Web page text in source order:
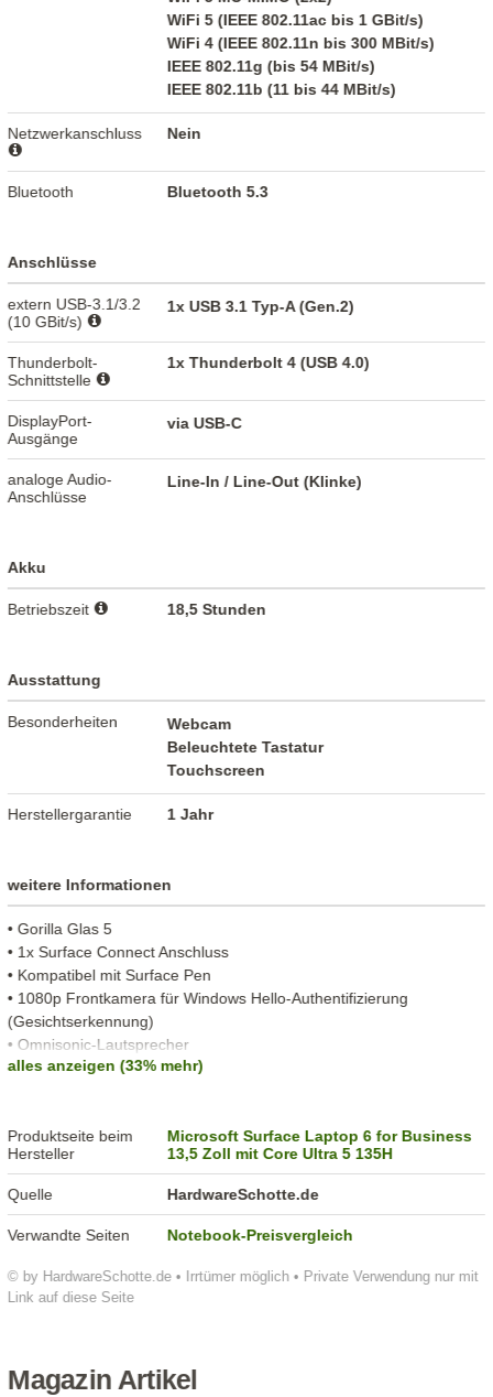
© by HardwareSchotte.de • Irrtümer möglich • Private Verwendung nur mit
Link auf diese Seite
WiFi 5 (IEEE 802.11ac bis 1 GBit/s)
WiFi 4 (IEEE 802.11n bis 300 MBit/s)
IEEE 802.11g (bis 54 MBit/s)
IEEE 802.11b (11 bis 44 MBit/s)
Netzwerkanschluss Nein
Bluetooth Bluetooth 5.3
Anschlüsse
extern USB-3.1/3.2
(10 GBit/s)
1x USB 3.1 Typ-A (Gen.2)
Thunderbolt-
Schnittstelle
1x Thunderbolt 4 (USB 4.0)
DisplayPort-
Ausgänge
via USB-C
analoge Audio-
Anschlüsse
Line-In / Line-Out (Klinke)
Akku
Betriebszeit 18,5 Stunden
Ausstattung
Besonderheiten
Webcam
Beleuchtete Tastatur
Touchscreen
Herstellergarantie 1 Jahr
weitere Informationen
• Gorilla Glas 5
• 1x Surface Connect Anschluss
• Kompatibel mit Surface Pen
• 1080p Frontkamera für Windows Hello-Authentifizierung
(Gesichtserkennung)
• Omnisonic-Lautsprecher
• 2 Studiomikrofone mit Voice-fokus
alles anzeigen (33% mehr)
Produktseite beim
Hersteller
Microsoft Surface Laptop 6 for Business
13,5 Zoll mit Core Ultra 5 135H
Quelle HardwareSchotte.de
Verwandte Seiten Notebook-Preisvergleich
Magazin Artikel